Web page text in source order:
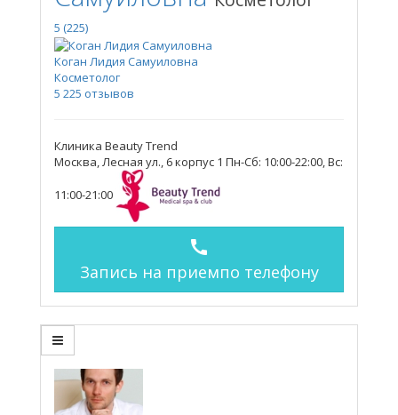
5 (225)
Коган Лидия Самуиловна
Косметолог
5 225 отзывов
Клиника Beauty Trend
Москва, Лесная ул., 6 корпус 1 Пн-Сб: 10:00-22:00, Вс:
11:00-21:00
call
Запись на приемпо телефону